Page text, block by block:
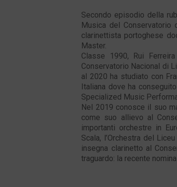
Secondo episodio della
Musica del Conservatorio
clarinettista portoghese
Master.
Classe 1990, Rui
Conservatorio Nacional di
al 2020 ha studiato con
Italiana dove ha
Specialized Music
Nel 2019 conosce il suo
come suo allievo al
importanti orchestre in
Scala, l’Orchestra del
insegna clarinetto al
traguardo: la recente